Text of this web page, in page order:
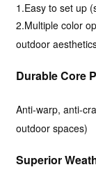
1.Easy to set up
2.Multiple color
outdoor
Durable Core
Anti-warp, anti-
outdoor spaces)
Superior